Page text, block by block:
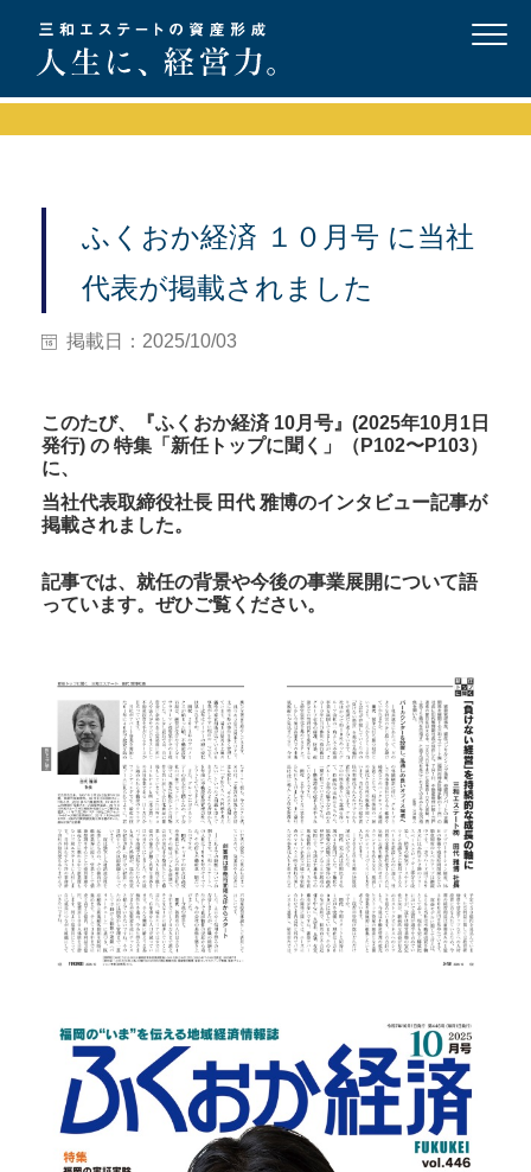
ふくおか経済 １０月号 に当社
代表が掲載されました
掲載日：2025/10/03
このたび、『ふくおか経済 10月号』(2025年10月1日
発行) の 特集「新任トップに聞く」（P102〜P103）
に、
当社代表取締役社長 田代 雅博のインタビュー記事が
掲載されました。
記事では、就任の背景や今後の事業展開について語
っています。 ぜひご覧ください。